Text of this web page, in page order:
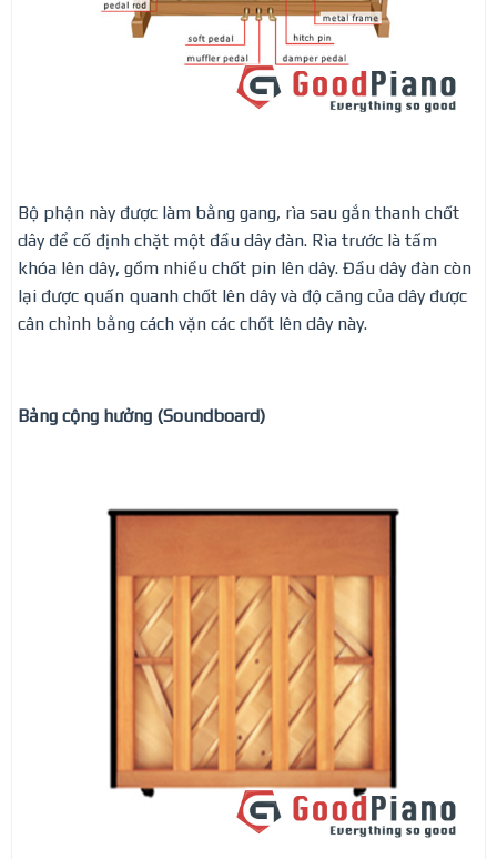
Bộ phận này được làm bằng gang, rìa sau gắn thanh chốt
dây để cố định chặt một đầu dây đàn. Rìa trước là tấm
khóa lên dây, gồm nhiều chốt pin lên dây. Đầu dây đàn còn
lại được quấn quanh chốt lên dây và độ căng của dây được
cân chỉnh bằng cách vặn các chốt lên dây này.
Bảng cộng hưởng (Soundboard)